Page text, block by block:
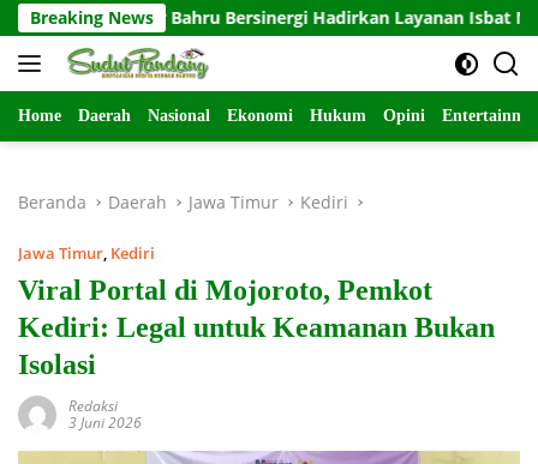
Langsung
ke
konten
Breaking News
Bahru Bersinergi Hadirkan Layanan Isbat Nikah bagi WNI di
Home Daerah Nasional Ekonomi Hukum Opini
Beranda Daerah Jawa Timur Kediri
Jawa Timur, Kediri
Viral Portal di Mojoroto, Pemkot
Kediri: Legal untuk Keamanan Bukan
Isolasi
Redaksi
3 Juni 2026